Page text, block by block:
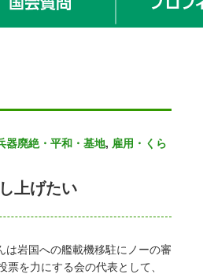
器廃絶・平和・基地, 雇用・くら
上げたい
は岩国への艦載機移駐にノーの審
票を力にする会の代表として、